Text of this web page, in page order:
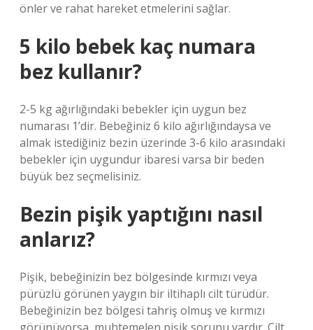
önler ve rahat hareket etmelerini sağlar.
5 kilo bebek kaç numara
bez kullanır?
2-5 kg ​​ağırlığındaki bebekler için uygun bez
numarası 1’dir. Bebeğiniz 6 kilo ağırlığındaysa ve
almak istediğiniz bezin üzerinde 3-6 kilo arasındaki
bebekler için uygundur ibaresi varsa bir beden
büyük bez seçmelisiniz.
Bezin pişik yaptığını nasıl
anlarız?
Pişik, bebeğinizin bez bölgesinde kırmızı veya
pürüzlü görünen yaygın bir iltihaplı cilt türüdür.
Bebeğinizin bez bölgesi tahriş olmuş ve kırmızı